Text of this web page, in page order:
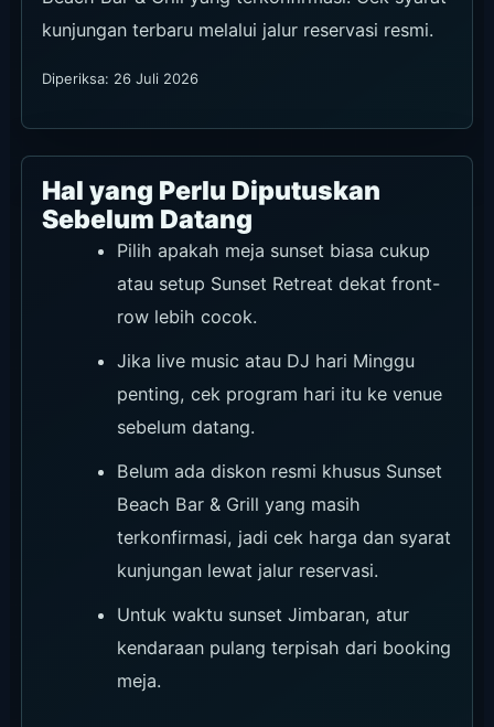
kunjungan terbaru melalui jalur reservasi resmi.
Diperiksa: 26 Juli 2026
Hal yang Perlu Diputuskan
Sebelum Datang
Pilih apakah meja sunset biasa cukup
atau setup Sunset Retreat dekat front-
row lebih cocok.
Jika live music atau DJ hari Minggu
penting, cek program hari itu ke venue
sebelum datang.
Belum ada diskon resmi khusus Sunset
Beach Bar & Grill yang masih
terkonfirmasi, jadi cek harga dan syarat
kunjungan lewat jalur reservasi.
Untuk waktu sunset Jimbaran, atur
kendaraan pulang terpisah dari booking
meja.